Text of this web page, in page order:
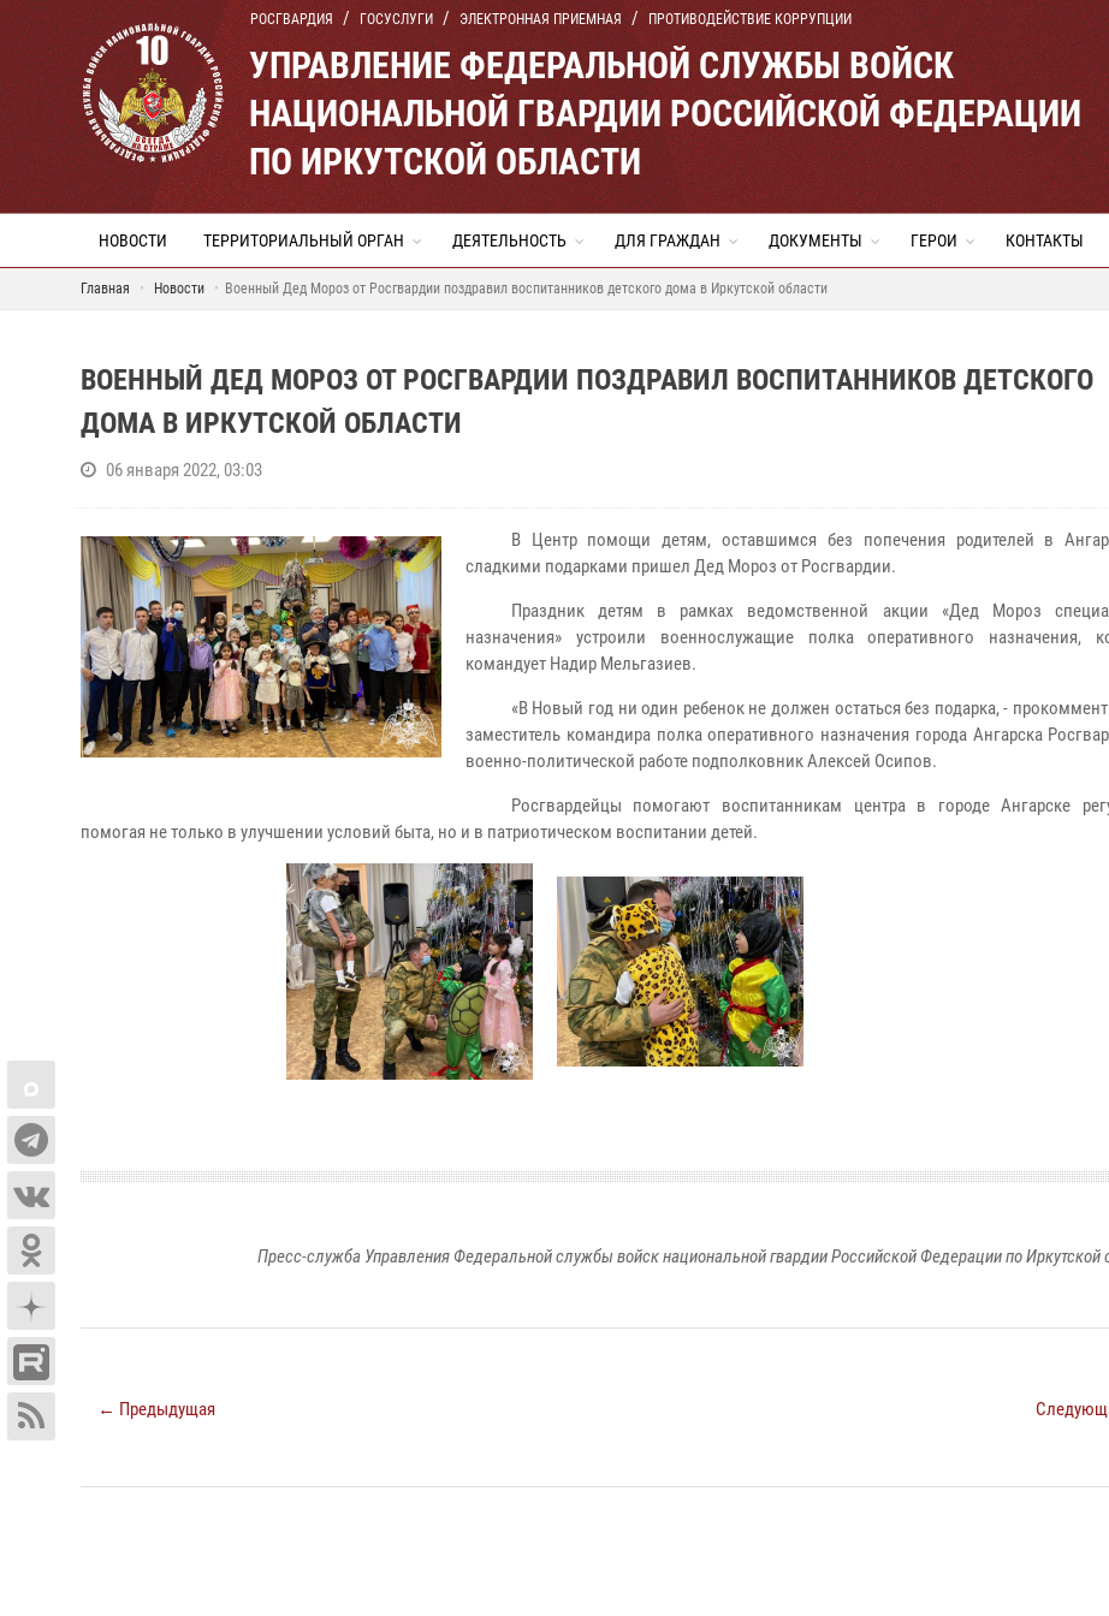
РОСГВАРДИЯ ГОСУСЛУГИ ЭЛЕКТРОННАЯ ПРИЕМНАЯ ПРОТИВОДЕЙСТВИЕ КОРРУПЦИИ
УПРАВЛЕНИЕ ФЕДЕРАЛЬНОЙ СЛУЖБЫ ВОЙСК
НАЦИОНАЛЬНОЙ ГВАРДИИ РОССИЙСКОЙ ФЕДЕРАЦИИ
ПО ИРКУТСКОЙ ОБЛАСТИ
НОВОСТИ ТЕРРИТОРИАЛЬНЫЙ ОРГАН ДЕЯТЕЛЬНОСТЬ ДЛЯ ГРАЖДАН ДОКУМЕНТЫ ГЕРОИ КОНТАКТЫ
Главная Новости Военный Дед Мороз от Росгвардии поздравил воспитанников детского дома в Иркутской области
ВОЕННЫЙ ДЕД МОРОЗ ОТ РОСГВАРДИИ ПОЗДРАВИЛ ВОСПИТАННИКОВ ДЕТСКОГО
ДОМА В ИРКУТСКОЙ ОБЛАСТИ
06 января 2022, 03:03
В Центр помощи детям, оставшимся без попечения родителей в
сладкими подарками пришел Дед Мороз от Росгвардии.
Праздник детям в рамках ведомственной акции «Дед Мороз
назначения» устроили военнослужащие полка оперативного назначения,
командует Надир Мельгазиев.
«В Новый год ни один ребенок не должен остаться без подарка, -
заместитель командира полка оперативного назначения города Ангарска
военно-политической работе подполковник Алексей Осипов.
Росгвардейцы помогают воспитанникам центра в городе Ангарске
помогая не только в улучшении условий быта, но и в патриотическом воспитании детей.
Пресс-служба Управления Федеральной службы войск национальной гвардии Российской Федерации по Иркутской
← Предыдущая